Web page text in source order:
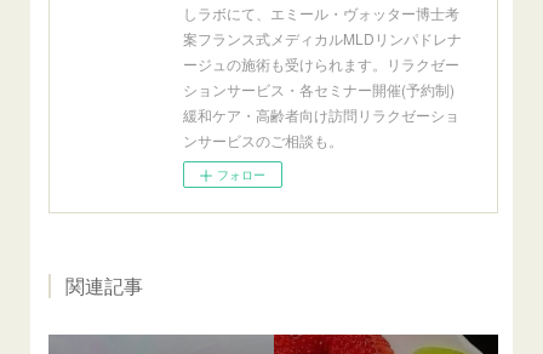
しラボにて、エミール・ヴォッター博士考
案フランス式メディカルMLDリンパドレナ
ージュの施術も受けられます。リラクゼー
ションサービス・各セミナー開催(予約制)
緩和ケア・高齢者向け訪問リラクゼーショ
ンサービスのご相談も。
フォロー
関連記事